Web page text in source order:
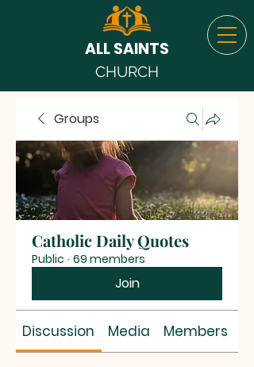
ALL SAINTS
CHURCH
Groups
Catholic Daily Quotes
Public · 69 members
Join
Discussion Media Members